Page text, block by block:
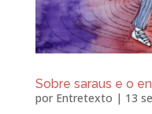
Sobre saraus e o
por Entretexto | 13